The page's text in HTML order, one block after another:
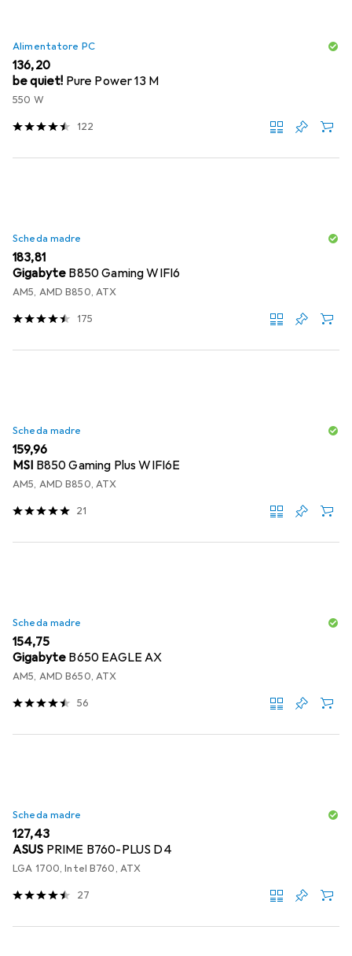
Alimentatore PC
EUR
136,20
be quiet! Pure Power 13 M
550 W
122
Scheda madre
EUR
183,81
Gigabyte B850 Gaming WIFI6
AM5, AMD B850, ATX
175
Scheda madre
EUR
159,96
MSI B850 Gaming Plus WIFI6E
AM5, AMD B850, ATX
21
Scheda madre
EUR
154,75
Gigabyte B650 EAGLE AX
AM5, AMD B650, ATX
56
Scheda madre
EUR
127,43
ASUS PRIME B760-PLUS D4
LGA 1700, Intel B760, ATX
27